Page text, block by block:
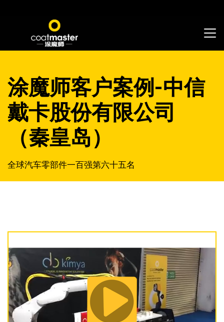
涂魔师客户案例-中信
戴卡股份有限公司
（秦皇岛）
全球汽车零部件一百强第六十五名